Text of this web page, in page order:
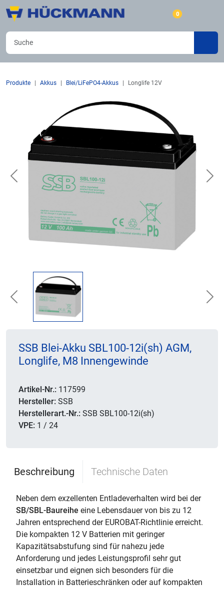
0
Produkte Akkus Blei/LiFePO4-Akkus Longlife 12V
Previous
Previous
SSB Blei-Akku SBL100-12i(sh) AGM,
Longlife, M8 Innengewinde
Artikel-Nr.: 117599
Hersteller: SSB
Herstellerart.-Nr.: SSB SBL100-12i(sh)
VPE: 1 / 24
Beschreibung Technische Daten
Neben dem exzellenten Entladeverhalten wird bei der
SB/SBL-Baureihe eine Lebensdauer von bis zu 12
Jahren entsprechend der EUROBAT-Richtlinie erreicht.
Die kompakten 12 V Batterien mit geringer
Kapazitätsabstufung sind für nahezu jede
Anforderung und jedes Leistungsprofil sehr gut
einsetzbar und eignen sich besonders für die
Installation in Batterieschränken oder auf kompakten